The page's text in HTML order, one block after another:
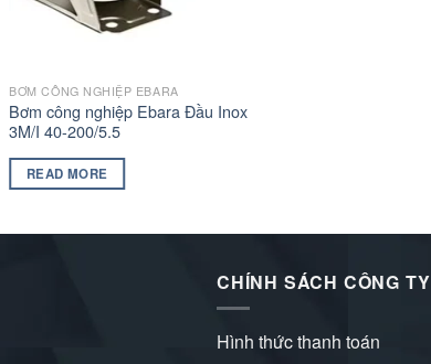
BƠM CÔNG NGHIỆP EBARA
Bơm công nghiệp Ebara Đầu Inox
3M/I 40-200/5.5
READ MORE
CHÍNH SÁCH CÔNG TY
Hình thức thanh toán